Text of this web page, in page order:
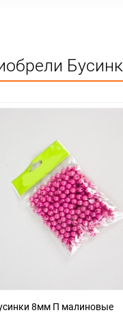
Бусинки 8мм П малиновые